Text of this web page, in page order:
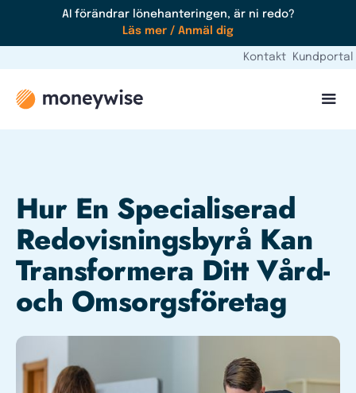
AI förändrar lönehanteringen, är ni redo?
Läs mer / Anmäl dig
Kontakt Kundportal
Hur En Specialiserad
Redovisningsbyrå Kan
Transformera Ditt Vård-
och Omsorgsföretag